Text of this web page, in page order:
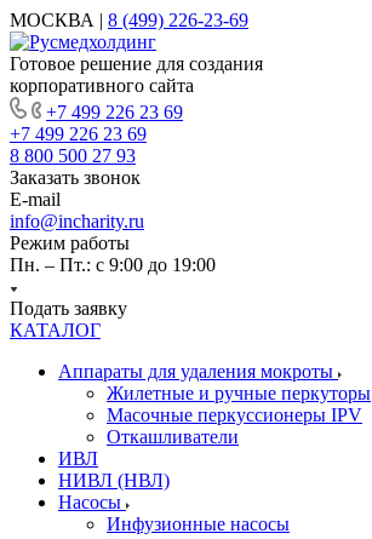
МОСКВА | 8 (499) 226-23-69
Готовое решение для создания
корпоративного сайта
+7 499 226 23 69
+7 499 226 23 69
8 800 500 27 93
Заказать звонок
E-mail
info@incharity.ru
Режим работы
Пн. – Пт.: с 9:00 до 19:00
Подать заявку
КАТАЛОГ
Аппараты для удаления мокроты
Жилетные и ручные перкуторы
Масочные перкуссионеры IPV
Откашливатели
ИВЛ
НИВЛ (НВЛ)
Насосы
Инфузионные насосы